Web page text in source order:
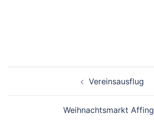
Vereinsausflug
Weihnachtsmarkt Affing